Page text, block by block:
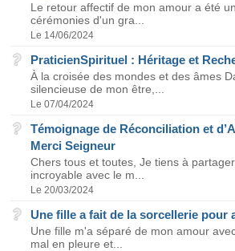
Le retour affectif de mon amour a été
cérémonies d'un gra...
Le 14/06/2024
PraticienSpirituel : Héritage et
À la croisée des mondes et des âmes
silencieuse de mon être,...
Le 07/04/2024
Témoignage de Réconciliation et
Merci Seigneur
Chers tous et toutes, Je tiens à
incroyable avec le m...
Le 20/03/2024
Une fille a fait de la sorcellerie pour
Une fille m'a séparé de mon amour
mal en pleure et...